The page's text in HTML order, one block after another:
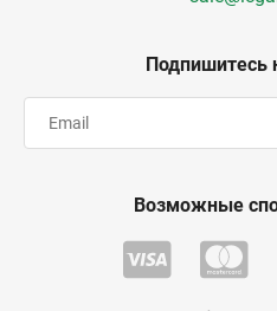
Подпишитесь
Возможные